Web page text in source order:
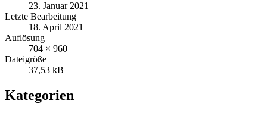
23. Januar 2021
Letzte Bearbeitung
18. April 2021
Auflösung
704 × 960
Dateigröße
37,53 kB
Kategorien